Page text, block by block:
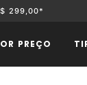
299,00*
PREÇO